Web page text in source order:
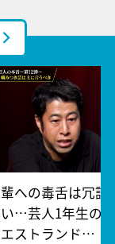
への毒舌は冗談
…芸人1年生の“
ストランド…